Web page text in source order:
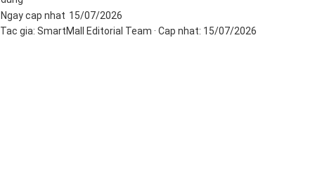
Ngay cap nhat 15/07/2026
Tac gia: SmartMall Editorial Team · Cap nhat: 15/07/2026